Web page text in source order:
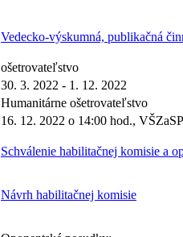
Vedecko-výskumná, publikačná
ošetrovateľstvo
30. 3. 2022 - 1. 12. 2022
Humanitárne ošetrovateľstvo
16. 12. 2022 o 14:00 hod.,
Schválenie habilitačnej komisie a
Návrh habilitačnej komisie